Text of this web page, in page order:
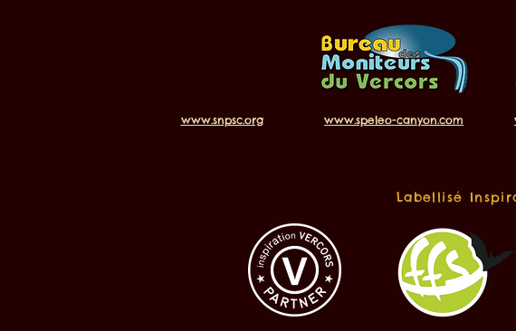
www.snpsc.org www.speleo-canyon.com
Labellisé